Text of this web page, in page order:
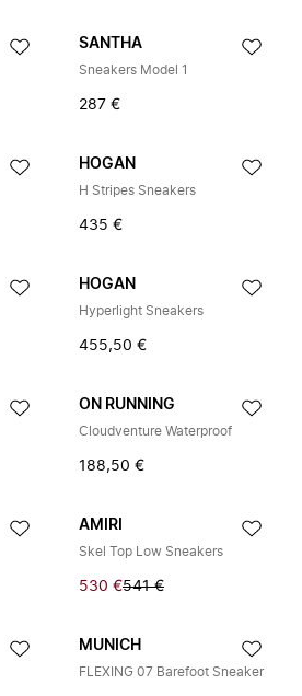
SANTHA
Sneakers Model 1
287 €
HOGAN
H Stripes Sneakers
435 €
HOGAN
Hyperlight Sneakers
455,50 €
ON RUNNING
Cloudventure Waterproof
188,50 €
AMIRI
Skel Top Low Sneakers
530 €541 €
MUNICH
FLEXING 07 Barefoot Sneaker